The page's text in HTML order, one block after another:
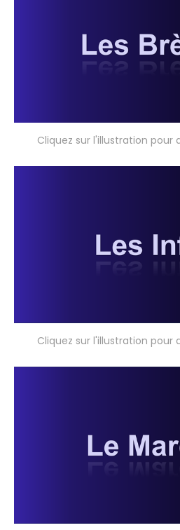
Cliquez sur l'illustration
Cliquez sur l'illustration